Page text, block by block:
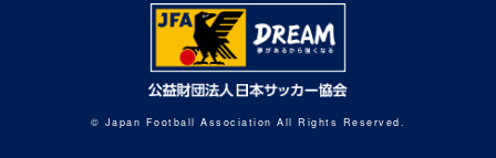
© Japan Football Association All Rights Reserved.